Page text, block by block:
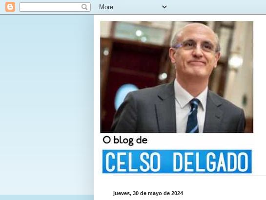
jueves, 30 de mayo de 2024